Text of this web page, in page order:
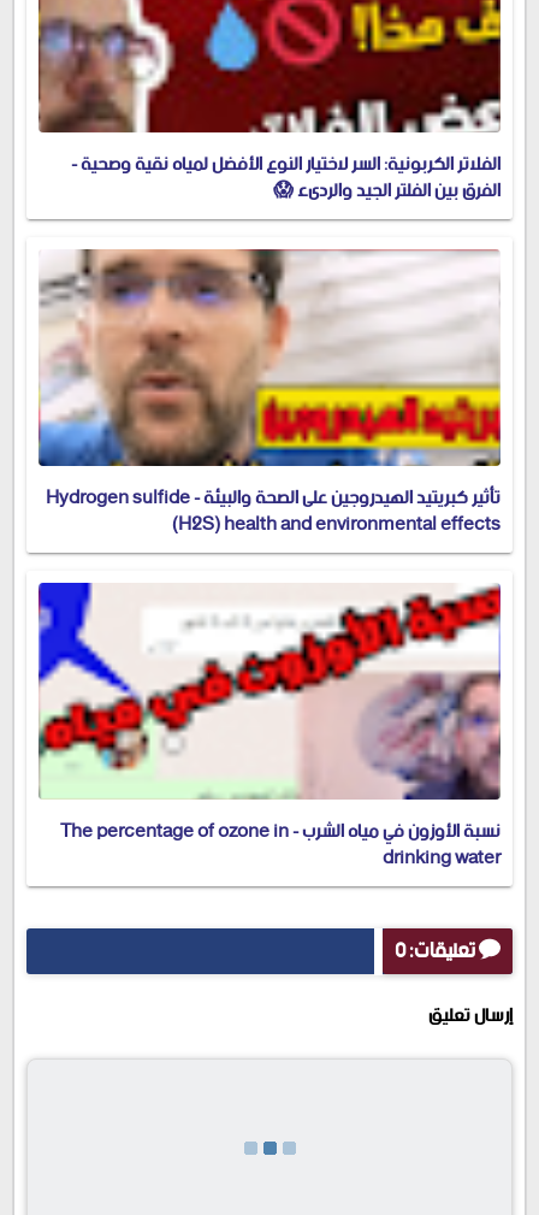
الفلاتر الكربونية: السر لاختيار النوع الأفضل لمياه نقية وصحية -
الفرق بين الفلتر الجيد والرديء 😱
تأثير كبريتيد الهيدروجين على الصحة والبيئة - Hydrogen sulfide
(H2S) health and environmental effects
نسبة الأوزون في مياه الشرب - The percentage of ozone in
drinking water
تعليقات: 0
إرسال تعليق